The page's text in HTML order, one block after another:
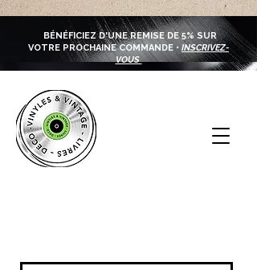
BÉNÉFICIEZ D'UNE REMISE DE 5% SUR
VOTRE PROCHAINE COMMANDE • INSCRIVEZ-
VOUS